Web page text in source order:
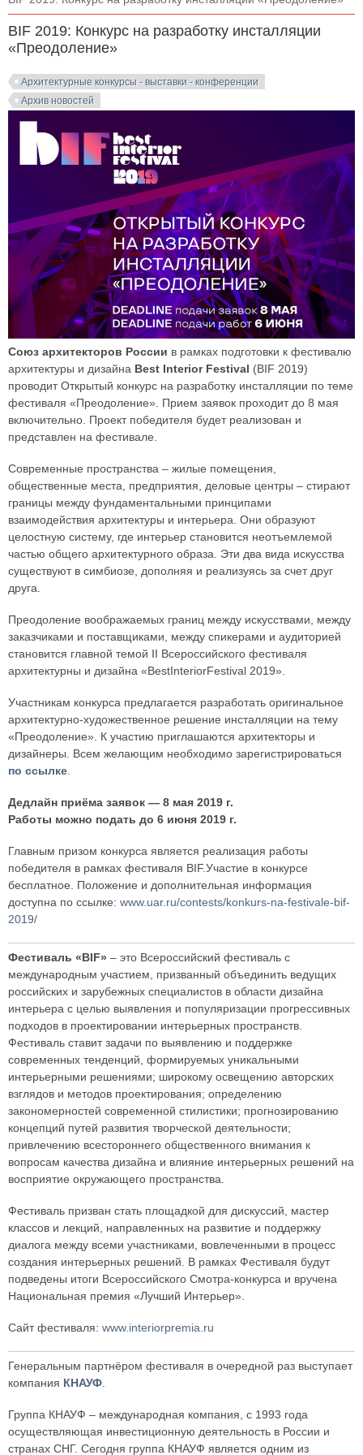
BIF 2019: Конкурс на разработку инсталляции
«Преодоление»
Архитектурные конкурсы - выставки - конференции
Архив новостей
Союз архитекторов России в рамках подготовки к фестивалю
архитектуры и дизайна Best Interior Festival (BIF 2019)
проводит Открытый конкурс на разработку инсталляции по теме
фестиваля «Преодоление». Прием заявок проходит до 8 мая
включительно. Проект победителя будет реализован и
представлен на фестивале.
Современные пространства – жилые помещения,
общественные места, предприятия, деловые центры – стирают
границы между фундаментальными принципами
взаимодействия архитектуры и интерьера. Они образуют
целостную систему, где интерьер становится неотъемлемой
частью общего архитектурного образа. Эти два вида искусства
существуют в симбиозе, дополняя и реализуясь за счет друг
друга.
Преодоление воображаемых границ между искусствами, между
заказчиками и поставщиками, между спикерами и аудиторией
становится главной темой II Всероссийского фестиваля
архитектурны и дизайна «BestInteriorFestival 2019».
Участникам конкурса предлагается разработать оригинальное
архитектурно-художественное решение инсталляции на тему
«Преодоление». К участию приглашаются архитекторы и
дизайнеры. Всем желающим необходимо зарегистрироваться
по ссылке
Дедлайн приёма заявок — 8 мая 2019 г.
Работы можно подать до 6 июня 2019 г.
Главным призом конкурса является реализация работы
победителя в рамках фестиваля BIF.Участие в конкурсе
бесплатное. Положение и дополнительная информация
доступна по ссылке: www.uar.ru/contests/konkurs-na-festivale-bif-
2019/
Фестиваль «BIF» – это Всероссийский фестиваль с
международным участием, призванный объединить ведущих
российских и зарубежных специалистов в области дизайна
интерьера с целью выявления и популяризации прогрессивных
подходов в проектировании интерьерных пространств.
Фестиваль ставит задачи по выявлению и поддержке
современных тенденций, формируемых уникальными
интерьерными решениями; широкому освещению авторских
взглядов и методов проектирования; определению
закономерностей современной стилистики; прогнозированию
концепций путей развития творческой деятельности;
привлечению всестороннего общественного внимания к
вопросам качества дизайна и влияние интерьерных решений на
восприятие окружающего пространства.
Фестиваль призван стать площадкой для дискуссий, мастер
классов и лекций, направленных на развитие и поддержку
диалога между всеми участниками, вовлеченными в процесс
создания интерьерных решений. В рамках Фестиваля будут
подведены итоги Всероссийского Смотра-конкурса и вручена
Национальная премия «Лучший Интерьер».
Сайт фестиваля: www.interiorpremia.ru
Генеральным партнёром фестиваля в очередной раз выступает
компания КНАУФ
Группа КНАУФ – международная компания, с 1993 года
осуществляющая инвестиционную деятельность в России и
странах СНГ. Сегодня группа КНАУФ является одним из